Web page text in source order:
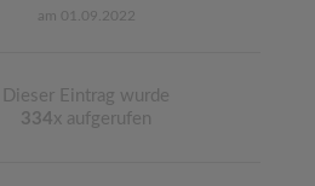
am 01.09.2022
Dieser Eintrag wurde
334x aufgerufen